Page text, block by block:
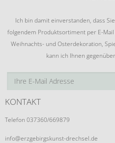
Ich bin damit einverstanden, dass
folgendem Produktsortiment per E-
Weihnachts- und Osterdekoration,
kann ich Ihnen
KONTAKT
Telefon 037360/669879
info@erzgebirgskunst-drechsel.de